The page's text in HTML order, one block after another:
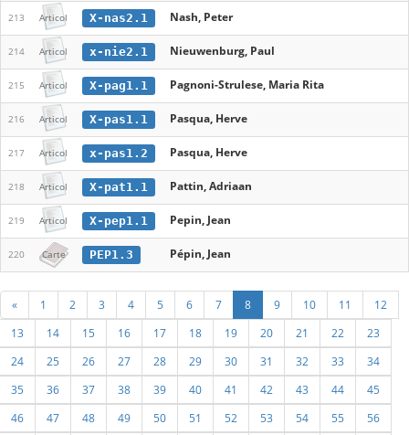
213 Articol X-nas2.1 Nash, Peter
214 Articol x-nie2.1 Nieuwenburg, Paul
215 Articol X-pag1.1 Pagnoni-Strulese, Maria Rita
216 Articol X-pas1.1 Pasqua, Herve
217 Articol x-pas1.2 Pasqua, Herve
218 Articol X-pat1.1 Pattin, Adriaan
219 Articol X-pep1.1 Pepin, Jean
220 Carte PEP1.3 Pépin, Jean
« 1 2 3 4 5 6 7 8 9 10 11
12
13
14 15 16 17 18 19 20 21 22
23
24
25 26 27 28 29 30 31 32 33
34
35
36 37 38 39 40 41 42 43 44
45
46
47 48 49 50 51 52 53 54 55
56